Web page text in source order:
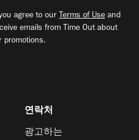
agree to our Terms of Use and
emails from Time Out about
promotions.
연락처
광고하는